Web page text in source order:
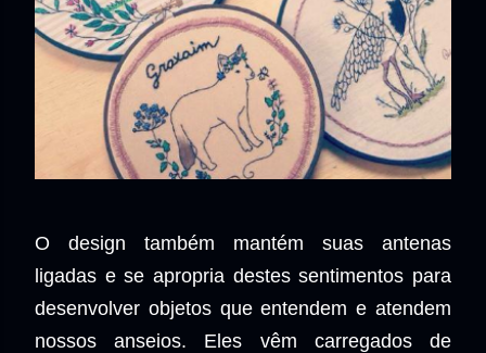
O design também mantém suas antenas
ligadas e se apropria destes sentimentos para
desenvolver objetos que entendem e atendem
nossos anseios. Eles vêm carregados de